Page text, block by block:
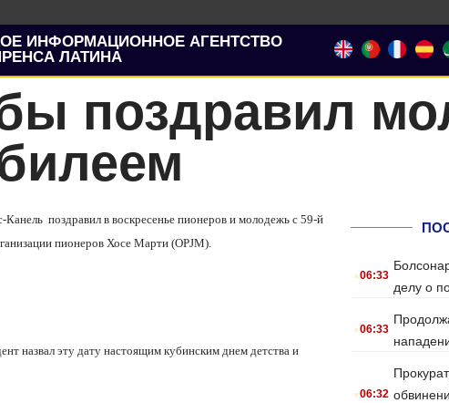
ИНФОРМАЦИОННОЕ АГЕНТСТВО
ЛАТИНА
поздравил
Канель поздравил в воскресенье пионеров и молодежь с 59-й
пионеров Хосе Марти (OPJM).
назвал эту дату настоящим кубинским днем детства и
.06:33
делу о
.06:33
.06:32